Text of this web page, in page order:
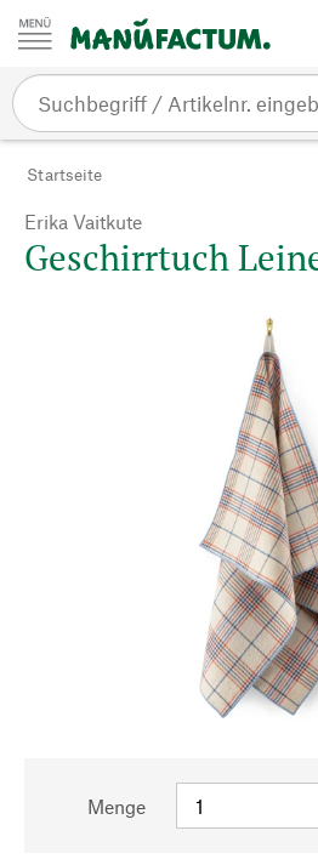
Zum Inhalt springen
Startseite
Erika Vaitkute
Geschirrtuch
Menge